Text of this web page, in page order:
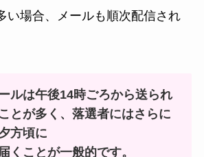
い場合、メールも順次配信され
ルは午後14時ごろから送られ
とが多く、落選者にはさらに
方頃に
くことが一般的です。